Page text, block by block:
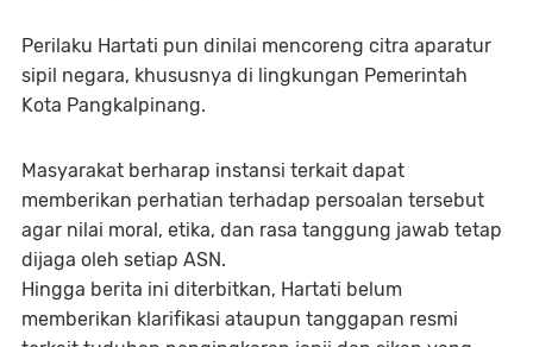
Perilaku Hartati pun dinilai mencoreng citra aparatur
sipil negara, khususnya di lingkungan Pemerintah
Kota Pangkalpinang.
Masyarakat berharap instansi terkait dapat
memberikan perhatian terhadap persoalan tersebut
agar nilai moral, etika, dan rasa tanggung jawab tetap
dijaga oleh setiap ASN.
Hingga berita ini diterbitkan, Hartati belum
memberikan klarifikasi ataupun tanggapan resmi